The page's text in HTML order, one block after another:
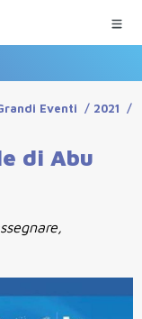
Eventi / 2021 /
di Abu